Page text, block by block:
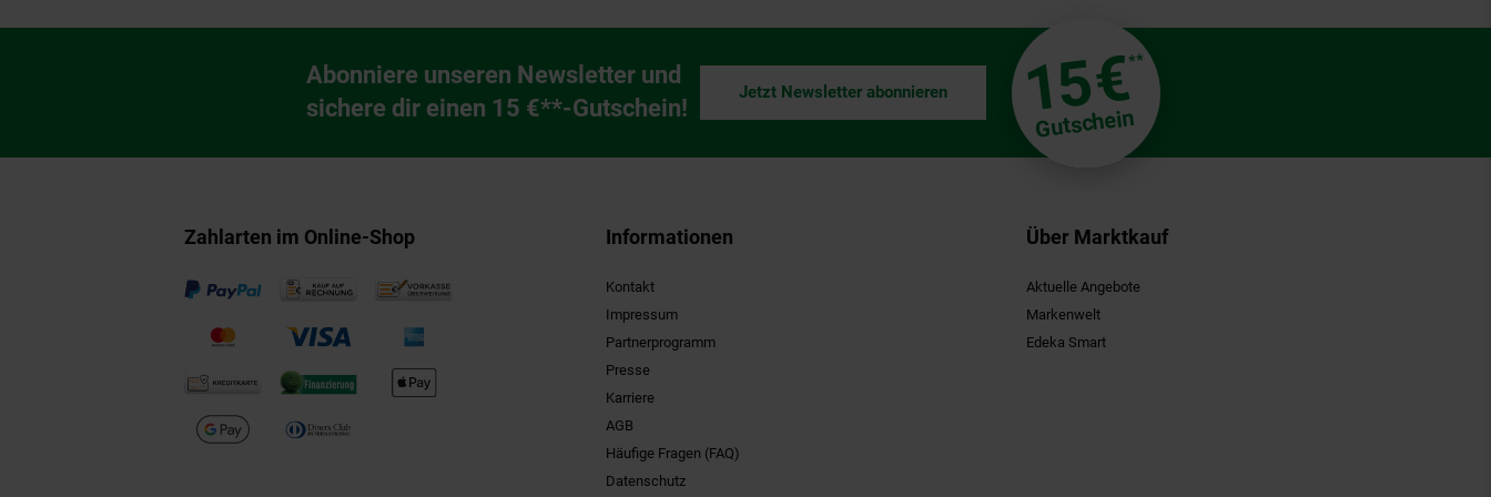
Newsletter Anmeldung
Abonniere unseren Newsletter und
sichere dir einen 15 €**-Gutschein!
15€**
Gutschein
Jetzt Newsletter abonnieren
Zahlarten im Online-Shop Informationen
Kontakt
Impressum
Partnerprogramm
Presse
Karriere
AGB
Häufige Fragen (FAQ)
Datenschutz
Über Marktkauf
Aktuelle Angebote
Markenwelt
Edeka Smart